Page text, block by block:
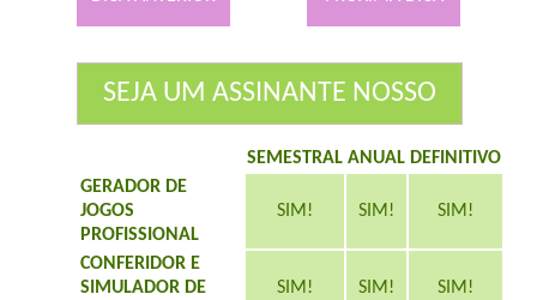
SEJA UM ASSINANTE NOSSO
SEMESTRAL ANUAL DEFINITIVO
GERADOR DE
JOGOS
PROFISSIONAL
SIM! SIM! SIM!
CONFERIDOR E
SIMULADOR DE
SIM! SIM! SIM!